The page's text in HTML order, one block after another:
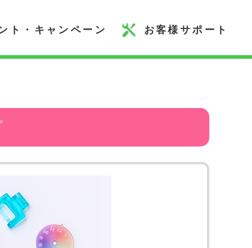
ト・キャンペーン お客様サポート